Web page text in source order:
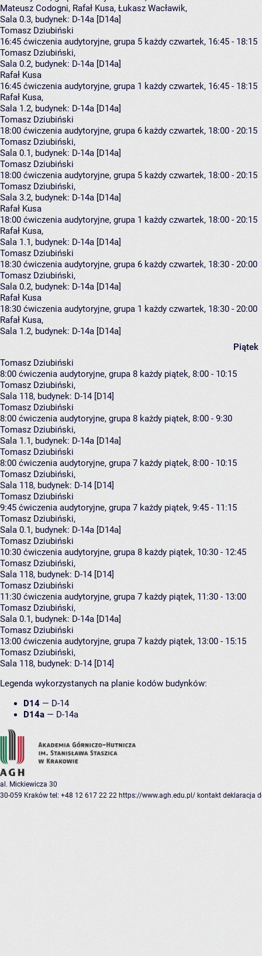
Mateusz Codogni, Rafał Kusa, Łukasz Wacławik,
Sala 0.3, budynek: D-14a [D14a]
Tomasz Dziubiński
16:45 ćwiczenia audytoryjne, grupa 5 każdy czwartek, 16:45 - 18:15
Tomasz Dziubiński,
Sala 0.2, budynek: D-14a [D14a]
Rafał Kusa
16:45 ćwiczenia audytoryjne, grupa 1 każdy czwartek, 16:45 - 18:15
Rafał Kusa,
Sala 1.2, budynek: D-14a [D14a]
Tomasz Dziubiński
18:00 ćwiczenia audytoryjne, grupa 6 każdy czwartek, 18:00 - 20:15
Tomasz Dziubiński,
Sala 0.1, budynek: D-14a [D14a]
Tomasz Dziubiński
18:00 ćwiczenia audytoryjne, grupa 5 każdy czwartek, 18:00 - 20:15
Tomasz Dziubiński,
Sala 3.2, budynek: D-14a [D14a]
Rafał Kusa
18:00 ćwiczenia audytoryjne, grupa 1 każdy czwartek, 18:00 - 20:15
Rafał Kusa,
Sala 1.1, budynek: D-14a [D14a]
Tomasz Dziubiński
18:30 ćwiczenia audytoryjne, grupa 6 każdy czwartek, 18:30 - 20:00
Tomasz Dziubiński,
Sala 0.2, budynek: D-14a [D14a]
Rafał Kusa
18:30 ćwiczenia audytoryjne, grupa 1 każdy czwartek, 18:30 - 20:00
Rafał Kusa,
Sala 1.2, budynek: D-14a [D14a]
Piątek
Tomasz Dziubiński
8:00 ćwiczenia audytoryjne, grupa 8 każdy piątek, 8:00 - 10:15
Tomasz Dziubiński,
Sala 118, budynek: D-14 [D14]
Tomasz Dziubiński
8:00 ćwiczenia audytoryjne, grupa 8 każdy piątek, 8:00 - 9:30
Tomasz Dziubiński,
Sala 1.1, budynek: D-14a [D14a]
Tomasz Dziubiński
8:00 ćwiczenia audytoryjne, grupa 7 każdy piątek, 8:00 - 10:15
Tomasz Dziubiński,
Sala 118, budynek: D-14 [D14]
Tomasz Dziubiński
9:45 ćwiczenia audytoryjne, grupa 7 każdy piątek, 9:45 - 11:15
Tomasz Dziubiński,
Sala 0.1, budynek: D-14a [D14a]
Tomasz Dziubiński
10:30 ćwiczenia audytoryjne, grupa 8 każdy piątek, 10:30 - 12:45
Tomasz Dziubiński,
Sala 118, budynek: D-14 [D14]
Tomasz Dziubiński
11:30 ćwiczenia audytoryjne, grupa 7 każdy piątek, 11:30 - 13:00
Tomasz Dziubiński,
Sala 0.1, budynek: D-14a [D14a]
Tomasz Dziubiński
13:00 ćwiczenia audytoryjne, grupa 7 każdy piątek, 13:00 - 15:15
Tomasz Dziubiński,
Sala 118, budynek: D-14 [D14]
Legenda wykorzystanych na planie kodów budynków:
D14 — D-14
D14a — D-14a
al. Mickiewicza 30
30-059 Kraków tel: +48 12 617 22 22 https://www.agh.edu.pl/ kontakt deklaracja